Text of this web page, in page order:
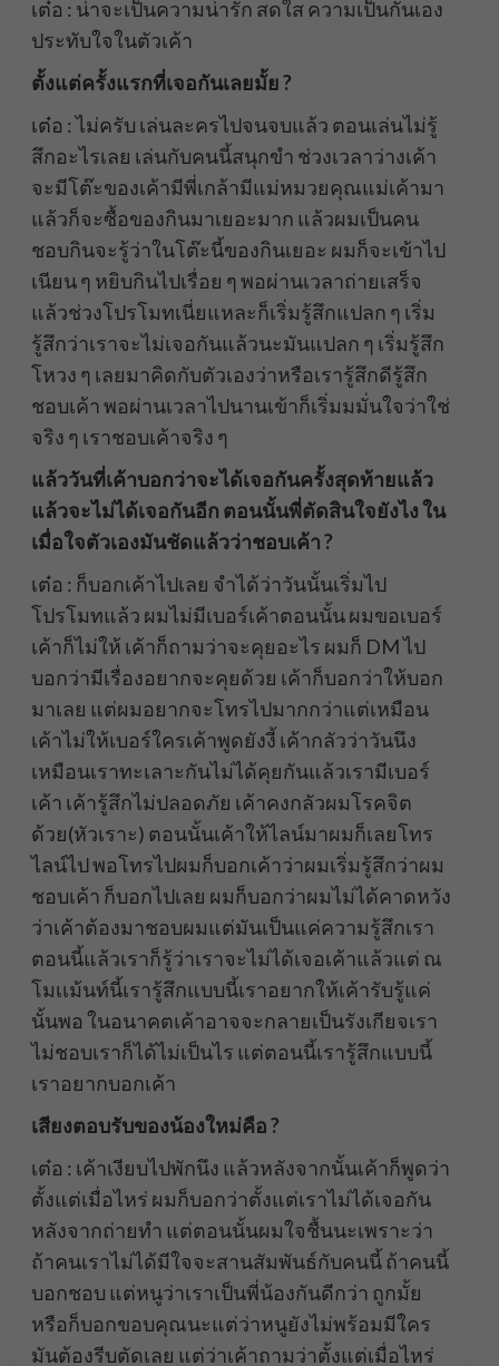
เต๋อ : น่าจะเป็นความน่ารัก สดใส ความเป็นกันเอง
ประทับใจในตัวเค้า
ตั้งแต่ครั้งแรกที่เจอกันเลยมั้ย ?
เต๋อ : ไม่ครับ เล่นละครไปจนจบแล้ว ตอนเล่นไม่รู้
สึกอะไรเลย เล่นกับคนนี้สนุกขำ ช่วงเวลาว่างเค้า
จะมีโต๊ะของเค้ามีพี่เกล้ามีแม่หมวยคุณแม่เค้ามา
แล้วก็จะซื้อของกินมาเยอะมาก แล้วผมเป็นคน
ชอบกินจะรู้ว่าในโต๊ะนี้ของกินเยอะ ผมก็จะเข้าไป
เนียน ๆ หยิบกินไปเรื่อย ๆ พอผ่านเวลาถ่ายเสร็จ
แล้วช่วงโปรโมทเนี่ยแหละก็เริ่มรู้สึกแปลก ๆ เริ่ม
รู้สึกว่าเราจะไม่เจอกันแล้วนะมันแปลก ๆ เริ่มรู้สึก
โหวง ๆ เลยมาคิดกับตัวเองว่าหรือเรารู้สึกดีรู้สึก
ชอบเค้า พอผ่านเวลาไปนานเข้าก็เริ่มมมั่นใจว่าใช่
จริง ๆ เราชอบเค้าจริง ๆ
แล้ววันที่เค้าบอกว่าจะได้เจอกันครั้งสุดท้ายแล้ว
แล้วจะไม่ได้เจอกันอีก ตอนนั้นพี่ตัดสินใจยังไง ใน
เมื่อใจตัวเองมันชัดแล้วว่าชอบเค้า ?
เต๋อ : ก็บอกเค้าไปเลย จำได้ว่าวันนั้นเริ่มไป
โปรโมทแล้ว ผมไม่มีเบอร์เค้าตอนนั้น ผมขอเบอร์
เค้าก็ไม่ให้ เค้าก็ถามว่าจะคุยอะไร ผมก็ DM ไป
บอกว่ามีเรื่องอยากจะคุยด้วย เค้าก็บอกว่าให้บอก
มาเลย แต่ผมอยากจะโทรไปมากกว่าแต่เหมือน
เค้าไม่ให้เบอร์ใครเค้าพูดยังงี้ เค้ากลัวว่าวันนึง
เหมือนเราทะเลาะกันไม่ได้คุยกันแล้วเรามีเบอร์
เค้า เค้ารู้สึกไม่ปลอดภัย เค้าคงกลัวผมโรคจิต
ด้วย(หัวเราะ) ตอนนั้นเค้าให้ไลน์มาผมก็เลยโทร
ไลน์ไป พอโทรไปผมก็บอกเค้าว่าผมเริ่มรู้สึกว่าผม
ชอบเค้า ก็บอกไปเลย ผมก็บอกว่าผมไม่ได้คาดหวัง
ว่าเค้าต้องมาชอบผมแต่มันเป็นแค่ความรู้สึกเรา
ตอนนี้แล้วเราก็รู้ว่าเราจะไม่ได้เจอเค้าแล้วแต่ ณ
โมเเม้นท์นี้เรารู้สึกแบบนี้เราอยากให้เค้ารับรู้แค่
นั้นพอ ในอนาคตเค้าอาจจะกลายเป็นรังเกียจเรา
ไม่ชอบเราก็ได้ไม่เป็นไร แต่ตอนนี้เรารู้สึกแบบนี้
เราอยากบอกเค้า
เสียงตอบรับของน้องใหม่คือ ?
เต๋อ : เค้าเงียบไปพักนึง แล้วหลังจากนั้นเค้าก็พูดว่า
ตั้งแต่เมื่อไหร่ ผมก็บอกว่าตั้งแต่เราไม่ได้เจอกัน
หลังจากถ่ายทำ แต่ตอนนั้นผมใจชื้นนะเพราะว่า
ถ้าคนเราไม่ได้มีใจจะสานสัมพันธ์กับคนนี้ ถ้าคนนี้
บอกชอบ แต่หนูว่าเราเป็นพี่น้องกันดีกว่า ถูกมั้ย
หรือก็บอกขอบคุณนะแต่ว่าหนูยังไม่พร้อมมีใคร
มันต้องรีบตัดเลย แต่ว่าเค้าถามว่าตั้งแต่เมื่อไหร่